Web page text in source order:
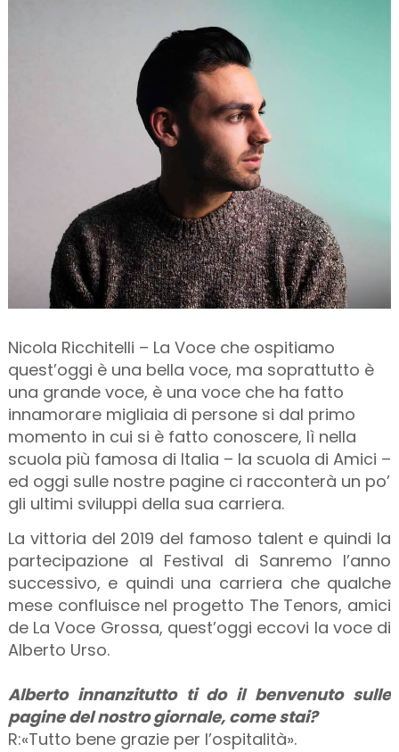
Nicola Ricchitelli – La Voce che ospitiamo
quest’oggi è una bella voce, ma soprattutto è
una grande voce, è una voce che ha fatto
innamorare migliaia di persone si dal primo
momento in cui si è fatto conoscere, lì nella
scuola più famosa di Italia – la scuola di Amici –
ed oggi sulle nostre pagine ci racconterà un po’
gli ultimi sviluppi della sua carriera.
La vittoria del 2019 del famoso talent e quindi la
partecipazione al Festival di Sanremo l’anno
successivo, e quindi una carriera che qualche
mese confluisce nel progetto The Tenors, amici
de La Voce Grossa, quest’oggi eccovi la voce di
Alberto Urso.
Alberto innanzitutto ti do il benvenuto sulle
pagine del nostro giornale, come stai?
R:«Tutto bene grazie per l’ospitalità».